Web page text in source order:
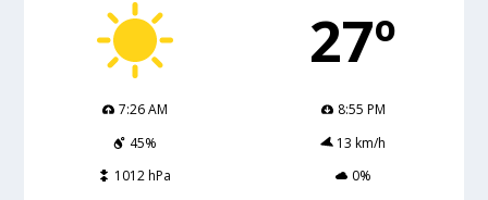
27º
7:26 AM
8:55 PM
45%
13 km/h
1012 hPa
0%